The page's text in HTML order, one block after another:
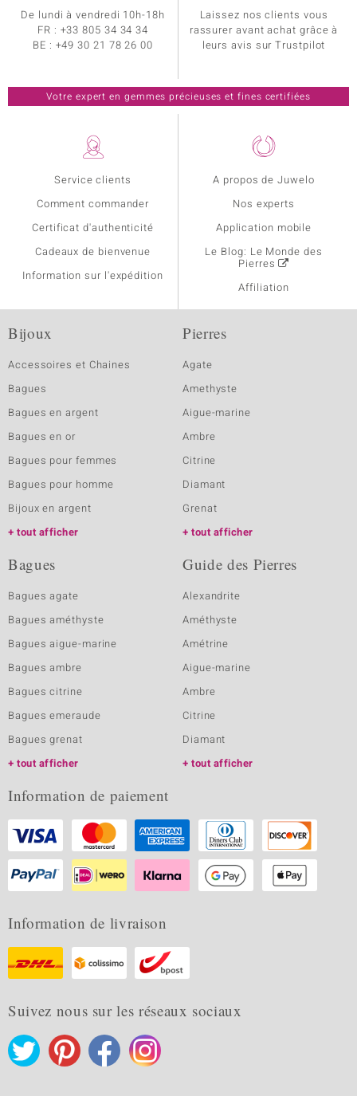
Service clients
Comment commander
Certificat d'authenticité
Cadeaux de bienvenue
Information sur l'expédition
A propos de Juwelo
Nos experts
Application mobile
Le Blog: Le Monde des
Pierres
Affiliation
De lundi à vendredi 10h-18h
FR : +33 805 34 34 34
BE : +49 30 21 78 26 00
Laissez nos clients vous
rassurer avant achat grâce à
leurs avis sur Trustpilot
Votre expert en gemmes précieuses et fines certifiées
Bijoux
Accessoires et Chaines
Bagues
Bagues en argent
Bagues en or
Bagues pour femmes
Bagues pour homme
Bijoux en argent
tout afficher
Pierres
Agate
Amethyste
Aigue-marine
Ambre
Citrine
Diamant
Grenat
tout afficher
Bagues
Bagues agate
Bagues améthyste
Bagues aigue-marine
Bagues ambre
Bagues citrine
Bagues emeraude
Bagues grenat
tout afficher
Guide des Pierres
Alexandrite
Améthyste
Amétrine
Aigue-marine
Ambre
Citrine
Diamant
tout afficher
Information de paiement
Information de livraison
Suivez nous sur les réseaux sociaux